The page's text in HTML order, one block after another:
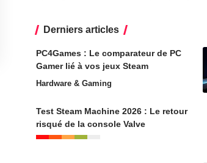
Derniers articles
PC4Games : Le comparateur de PC
Gamer lié à vos jeux Steam
Hardware & Gaming
Test Steam Machine 2026 : Le retour
risqué de la console Valve